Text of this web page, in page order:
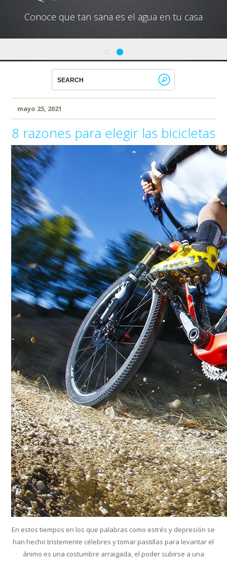
Conoce que tan sana es el agua en tu casa
Conoce cual es el mejor calentador solar de
México
mayo 25, 2021
8 razones para elegir las bicicletas
En estos tiempos en los que palabras como estrés y depresión se
han hecho tristemente célebres y tomar pastillas para levantar el
ánimo es una costumbre arraigada, el poder subirse a una